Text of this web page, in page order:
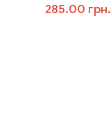
285.00 грн.